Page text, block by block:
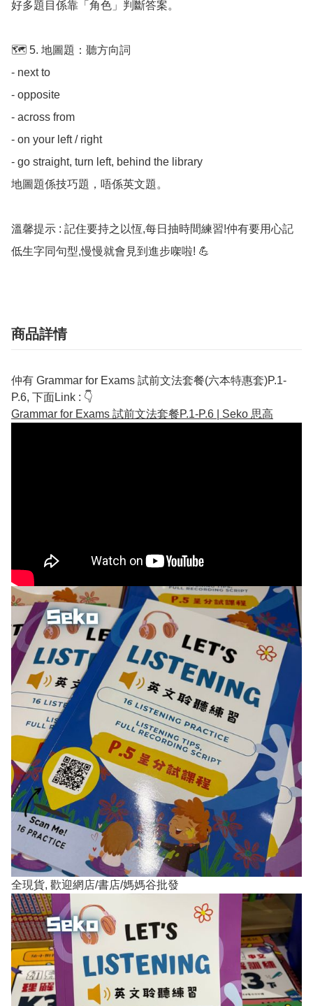
好多題目係靠「角色」判斷答案。
🗺️ 5. 地圖題：聽方向詞
- next to
- opposite
- across from
- on your left / right
- go straight, turn left, behind the library
地圖題係技巧題，唔係英文題。
溫馨提示 : 記住要持之以恆,每日抽時間練習!仲有要用心記
商品詳情
仲有 Grammar for Exams 試前文法套餐(六本特惠套)P.1-
P.6, 下面Link : 👇
Grammar for Exams 試前文法套餐P.1-P.6 | Seko 思高
全現貨, 歡迎網店/書店/媽媽谷批發